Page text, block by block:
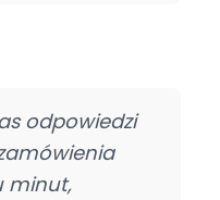
odpowiedzi
minut,